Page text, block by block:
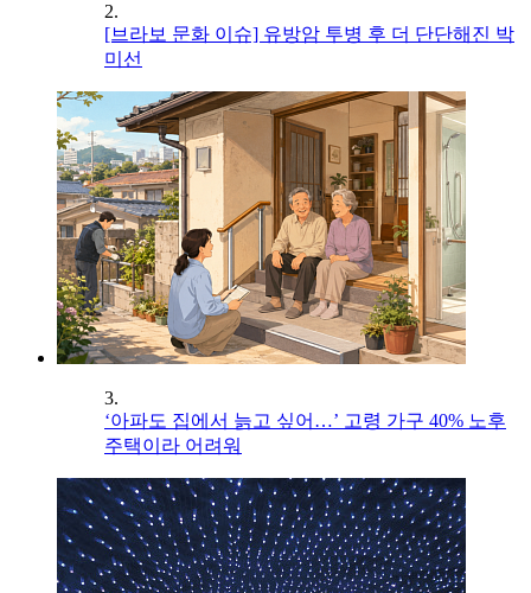
2.
[브라보 문화 이슈] 유방암 투병 후 더 단단해진 박
미선
3.
‘아파도 집에서 늙고 싶어…’ 고령 가구 40% 노후
주택이라 어려워